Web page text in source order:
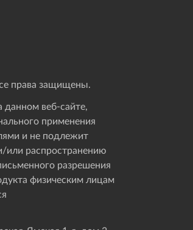
права защищены.
данном веб-сайте,
применения
и не подлежит
или распространению
разрешения
физическим лицам